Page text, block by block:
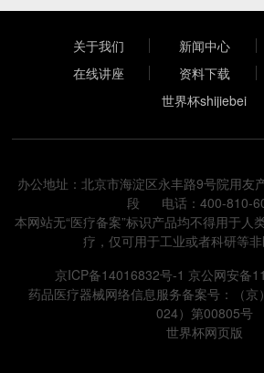
关于我们 新闻中心
在线讲座
资料下载
世界杯shijiebei
办公地址：北京市海淀区永丰路9号院用友
段 电话：400-810-
本网站无“医疗备案”标识产品均不得用于人
疗，仅可用于工业或者科研等非
京ICP备14016832号-1 京公网安备
药品医疗器械网络信息服务备案号：（京
024）第00805号
世界杯网页版